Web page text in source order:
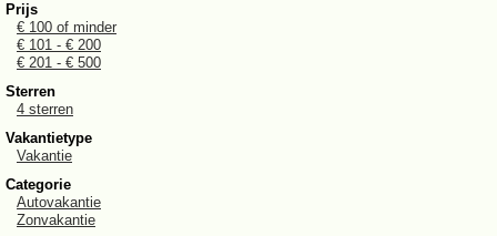
Prijs
€ 100 of minder
€ 101 - € 200
€ 201 - € 500
Sterren
4 sterren
Vakantietype
Vakantie
Categorie
Autovakantie
Zonvakantie